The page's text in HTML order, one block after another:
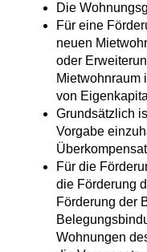
Die
Für eine
neuen
oder
Mietwohnraum
von
Grundsätzlich
Vorgabe
Für die
die Förderung
Förderung der
Wohnungen